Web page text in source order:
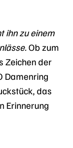
ihn zu einem
Ob zum
Zeichen der
Damenring
das
Erinnerung